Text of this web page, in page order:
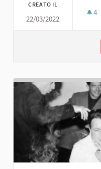
CREATO IL
22/03/2022
4